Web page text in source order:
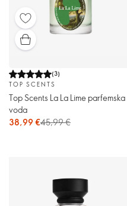
(3)
TOP SCENTS
Top Scents La La Lime parfemska
voda
38,99 €45,99 €